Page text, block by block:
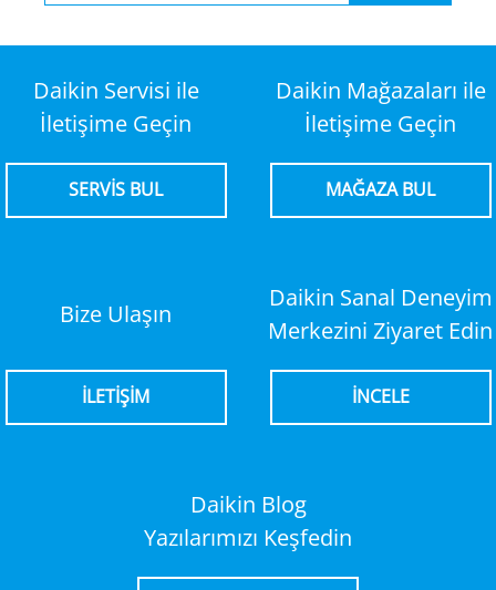
Daikin Servisi ile
İletişime Geçin
SERVİS BUL
Daikin Mağazaları ile
İletişime Geçin
MAĞAZA BUL
Bize Ulaşın
İLETİŞİM
Daikin Sanal Deneyim
Merkezini Ziyaret Edin
İNCELE
Daikin Blog
Yazılarımızı Keşfedin